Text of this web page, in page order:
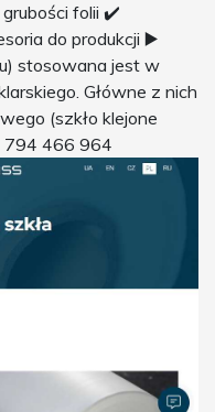
folii ✔️
do produkcji ▶️
stosowana jest w
Główne z nich
(szkło klejone
794 466 964